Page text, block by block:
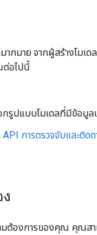
ากมาย จากผู้สร้างโม
ต่อไปนี้
อกรูปแบบโมเดลที่มีข้อมูล
API การตรวจจับและติด
มต้องการของคุณ คุณส